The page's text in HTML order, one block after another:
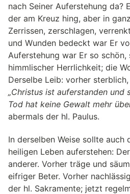
nach Seiner Auferstehung da?
der am Kreuz hing, aber in
Zerrissen, zerschlagen,
und Wunden bedeckt war Er
Auferstehung war Er so schön,
himmlischer Herrlichkeit; die
Derselbe Leib: vorher
„Christus ist auferstanden und
Tod hat keine Gewalt mehr
abermals der hl. Paulus.
In derselben Weise sollte auch
heiligen Leben auferstehen:
anderer. Vorher träge und
eifriger Beter. Vorher
der hl. Sakramente; jetzt